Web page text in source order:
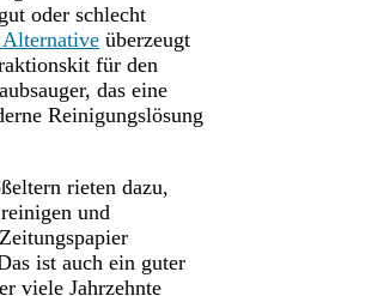
oder schlecht
überzeugt
für den
das eine
Reinigungslösung
rieten dazu,
und
ist auch ein guter
viele Jahrzehnte